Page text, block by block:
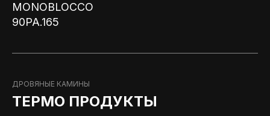
MONOBLOCCO
90PA.165
ДРОВЯНЫЕ КАМИНЫ
ТЕРМО ПРОДУКТЫ